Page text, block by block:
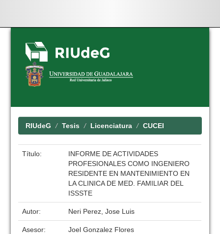
Skip
navigation
RIUdeG Tesis Licenciatura CUCEI
Título:
INFORME DE ACTIVIDADES
PROFESIONALES COMO INGENIERO
RESIDENTE EN MANTENIMIENTO EN
LA CLINICA DE MED. FAMILIAR DEL
ISSSTE
Autor: Neri Perez, Jose Luis
Asesor: Joel Gonzalez Flores